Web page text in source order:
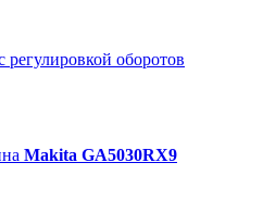
регулировкой оборотов
Makita GA5030RX9